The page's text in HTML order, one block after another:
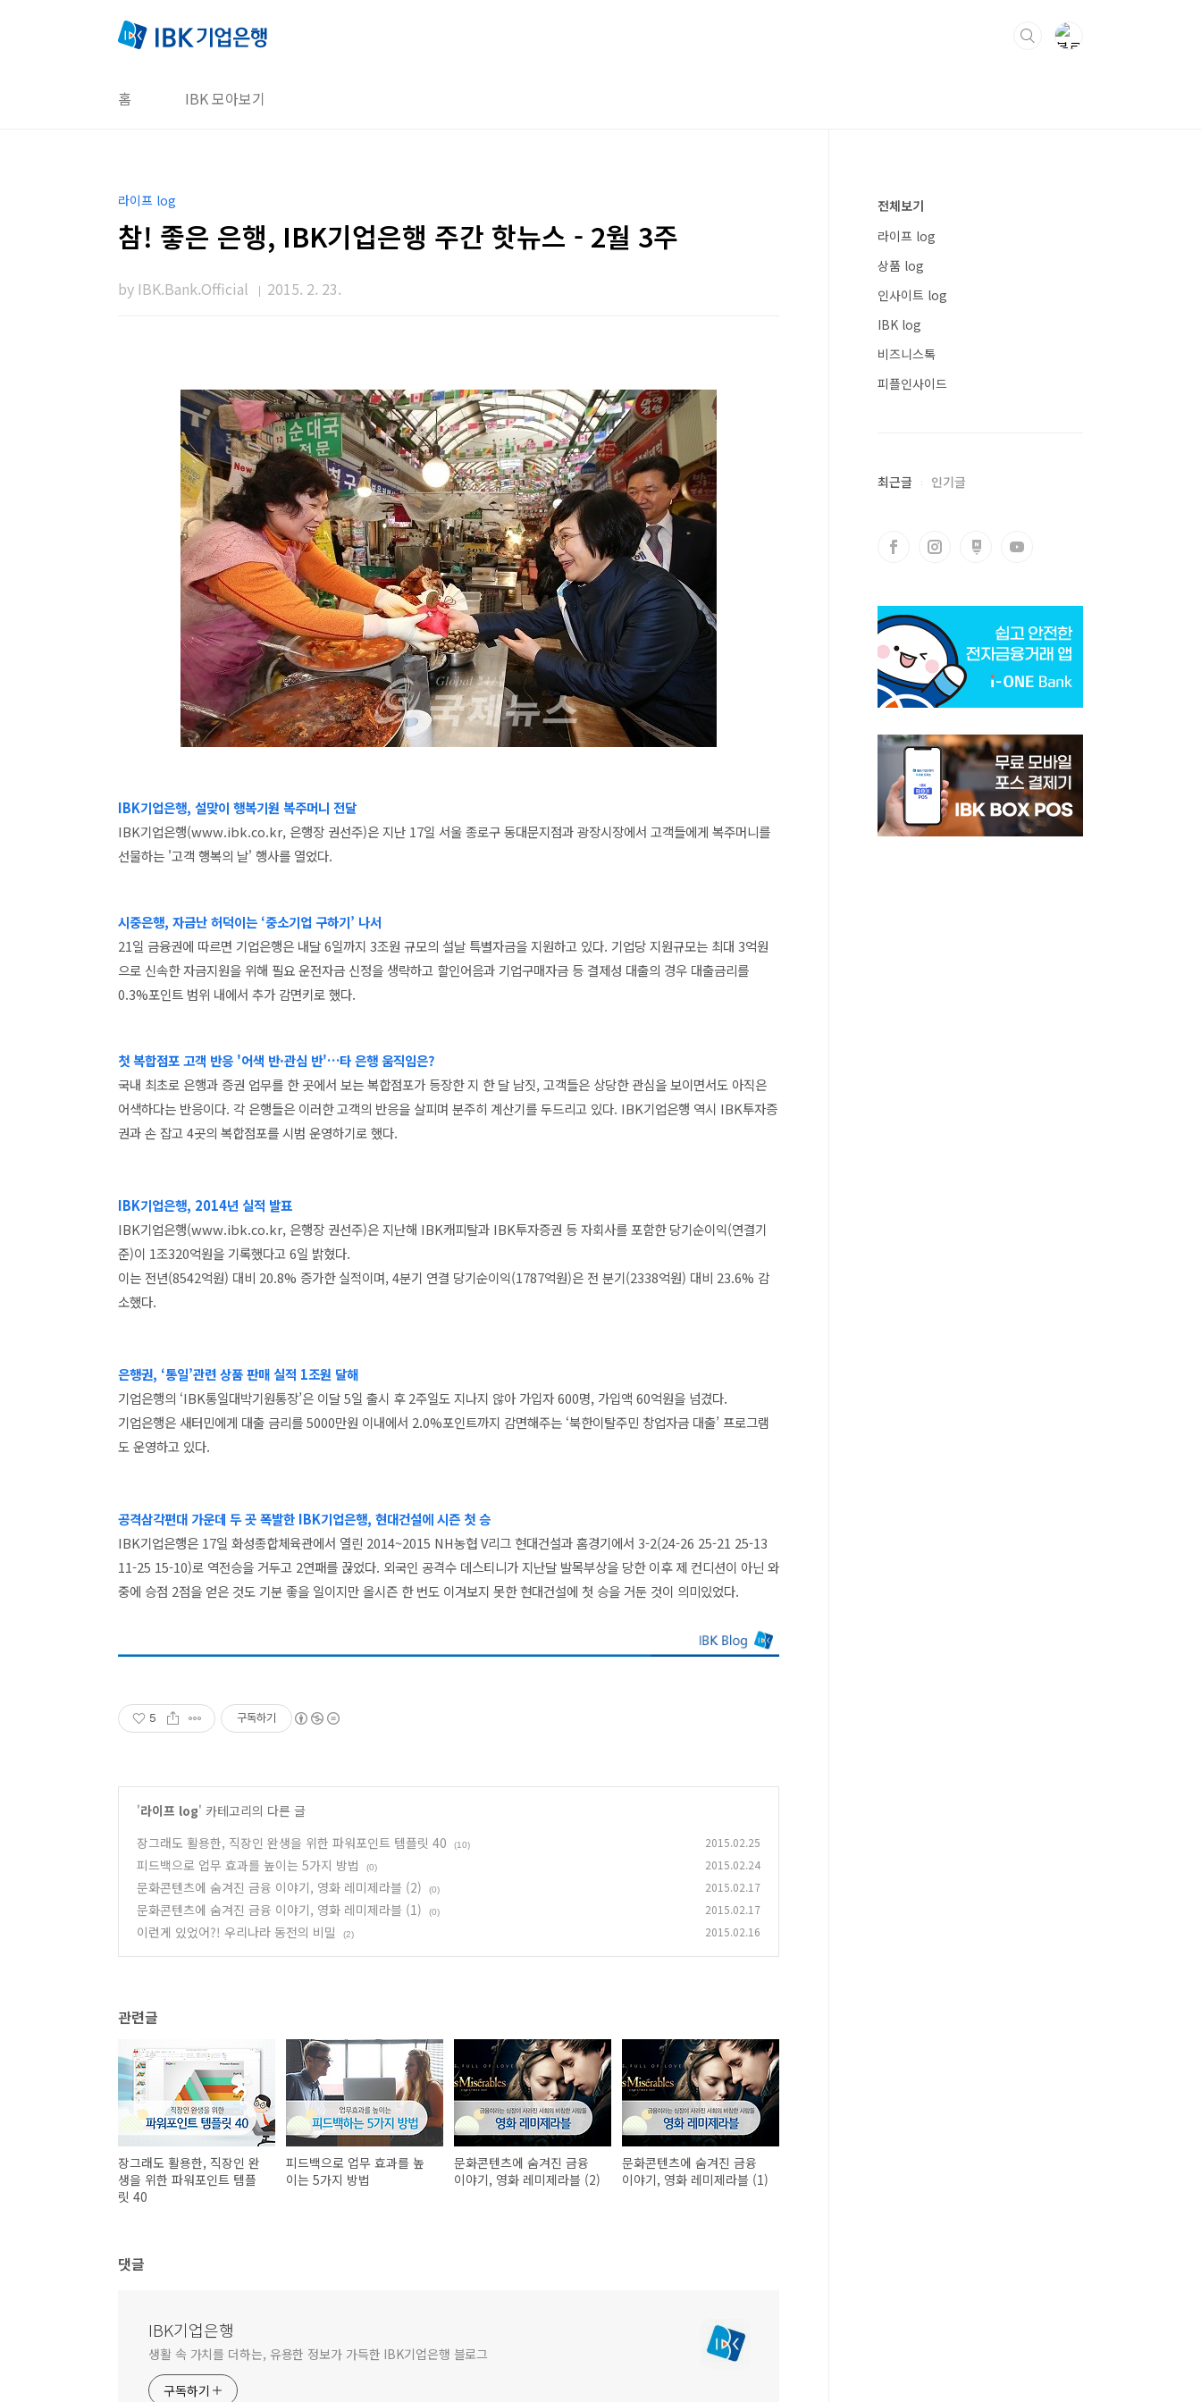
홈 IBK 모아보기
라이프 log
참! 좋은 은행, IBK기업은행 주간 핫뉴스 - 2월 3주
by IBK.Bank.Official 2015. 2. 23.
IBK기업은행, 설맞이 행복기원 복주머니 전달
IBK기업은행(www.ibk.co.kr, 은행장 권선주)은 지난 17일 서울 종로구 동대문지점과 광장시장에서 고객들에게 복주머니를
선물하는 '고객 행복의 날' 행사를 열었다.
시중은행, 자금난 허덕이는 ‘중소기업 구하기’ 나서
21일 금융권에 따르면 기업은행은 내달 6일까지 3조원 규모의 설날 특별자금을 지원하고 있다. 기업당 지원규모는 최대 3억원
으로 신속한 자금지원을 위해 필요 운전자금 신정을 생략하고 할인어음과 기업구매자금 등 결제성 대출의 경우 대출금리를
0.3%포인트 범위 내에서 추가 감면키로 했다.
첫 복합점포 고객 반응 '어색 반·관심 반'…타 은행 움직임은?
국내 최초로 은행과 증권 업무를 한 곳에서 보는 복합점포가 등장한 지 한 달 남짓, 고객들은 상당한 관심을 보이면서도 아직은
어색하다는 반응이다. 각 은행들은 이러한 고객의 반응을 살피며 분주히 계산기를 두드리고 있다. IBK기업은행 역시 IBK투자증
권과 손 잡고 4곳의 복합점포를 시범 운영하기로 했다.
IBK기업은행, 2014년 실적 발표
IBK기업은행(www.ibk.co.kr, 은행장 권선주)은 지난해 IBK캐피탈과 IBK투자증권 등 자회사를 포함한 당기순이익(연결기
준)이 1조320억원을 기록했다고 6일 밝혔다.
이는 전년(8542억원) 대비 20.8% 증가한 실적이며, 4분기 연결 당기순이익(1787억원)은 전 분기(2338억원) 대비 23.6% 감
소했다.
은행권, ‘통일’관련 상품 판매 실적 1조원 달해
기업은행의 ‘IBK통일대박기원통장’은 이달 5일 출시 후 2주일도 지나지 않아 가입자 600명, 가입액 60억원을 넘겼다.
기업은행은 새터민에게 대출 금리를 5000만원 이내에서 2.0%포인트까지 감면해주는 ‘북한이탈주민 창업자금 대출’ 프로그램
도 운영하고 있다.
공격삼각편대 가운데 두 곳 폭발한 IBK기업은행, 현대건설에 시즌 첫 승
IBK기업은행은 17일 화성종합체육관에서 열린 2014~2015 NH농협 V리그 현대건설과 홈경기에서 3-2(24-26 25-21 25-13
11-25 15-10)로 역전승을 거두고 2연패를 끊었다. 외국인 공격수 데스티니가 지난달 발목부상을 당한 이후 제 컨디션이 아닌 와
중에 승점 2점을 얻은 것도 기분 좋을 일이지만 올시즌 한 번도 이겨보지 못한 현대건설에 첫 승을 거둔 것이 의미있었다.
5 구독하기
'라이프 log' 카테고리의 다른 글
장그래도 활용한, 직장인 완생을 위한 파워포인트 템플릿 40
(10) 2015.02.25
피드백으로 업무 효과를 높이는 5가지 방법 (0) 2015.02.24
문화콘텐츠에 숨겨진 금융 이야기, 영화 레미제라블 (2) (0) 2015.02.17
문화콘텐츠에 숨겨진 금융 이야기, 영화 레미제라블 (1) (0) 2015.02.17
이런게 있었어?! 우리나라 동전의 비밀 (2) 2015.02.16
관련글
장그래도 활용한, 직장인 완
생을 위한 파워포인트 템플
릿 40
피드백으로 업무 효과를 높
이는 5가지 방법
문화콘텐츠에 숨겨진 금융
이야기, 영화 레미제라블 (2)
문화콘텐츠에 숨겨진 금융
이야기, 영화 레미제라블 (1)
댓글
IBK기업은행
생활 속 가치를 더하는, 유용한 정보가 가득한 IBK기업은행 블로그
구독하기
전체보기
라이프 log
상품 log
인사이트 log
IBK log
비즈니스톡
피플인사이드
최근글 인기글